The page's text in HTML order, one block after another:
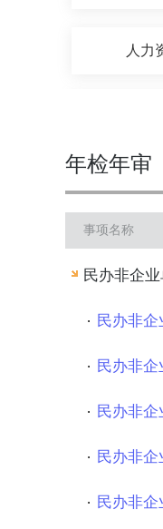
人力
民族
公用
年检年审
事项名称
民办非企
民办非
民办非企
民办非企
民办非企
民办非企